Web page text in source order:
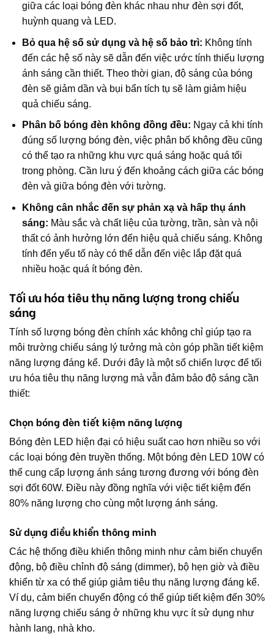
giữa các loại bóng đèn khác nhau như đèn sợi đốt,
huỳnh quang và LED.
Bỏ qua hệ số sử dụng và hệ số bảo trì: Không tính
đến các hệ số này sẽ dẫn đến việc ước tính thiếu lượng
ánh sáng cần thiết. Theo thời gian, độ sáng của bóng
đèn sẽ giảm dần và bụi bẩn tích tụ sẽ làm giảm hiệu
quả chiếu sáng.
Phân bố bóng đèn không đồng đều: Ngay cả khi tính
đúng số lượng bóng đèn, việc phân bố không đều cũng
có thể tạo ra những khu vực quá sáng hoặc quá tối
trong phòng. Cần lưu ý đến khoảng cách giữa các bóng
đèn và giữa bóng đèn với tường.
Không cân nhắc đến sự phản xạ và hấp thụ ánh
sáng: Màu sắc và chất liệu của tường, trần, sàn và nội
thất có ảnh hưởng lớn đến hiệu quả chiếu sáng. Không
tính đến yếu tố này có thể dẫn đến việc lắp đặt quá
nhiều hoặc quá ít bóng đèn.
Tối ưu hóa tiêu thụ năng lượng trong chiếu
sáng
Tính số lượng bóng đèn chính xác không chỉ giúp tạo ra
môi trường chiếu sáng lý tưởng mà còn góp phần tiết kiệm
năng lượng đáng kể. Dưới đây là một số chiến lược để tối
ưu hóa tiêu thụ năng lượng mà vẫn đảm bảo độ sáng cần
thiết:
Chọn bóng đèn tiết kiệm năng lượng
Bóng đèn LED hiện đại có hiệu suất cao hơn nhiều so với
các loại bóng đèn truyền thống. Một bóng đèn LED 10W có
thể cung cấp lượng ánh sáng tương đương với bóng đèn
sợi đốt 60W. Điều này đồng nghĩa với việc tiết kiệm đến
80% năng lượng cho cùng một lượng ánh sáng.
Sử dụng điều khiển thông minh
Các hệ thống điều khiển thông minh như cảm biến chuyển
động, bộ điều chỉnh độ sáng (dimmer), bộ hẹn giờ và điều
khiển từ xa có thể giúp giảm tiêu thụ năng lượng đáng kể.
Ví dụ, cảm biến chuyển động có thể giúp tiết kiệm đến 30%
năng lượng chiếu sáng ở những khu vực ít sử dụng như
hành lang, nhà kho.